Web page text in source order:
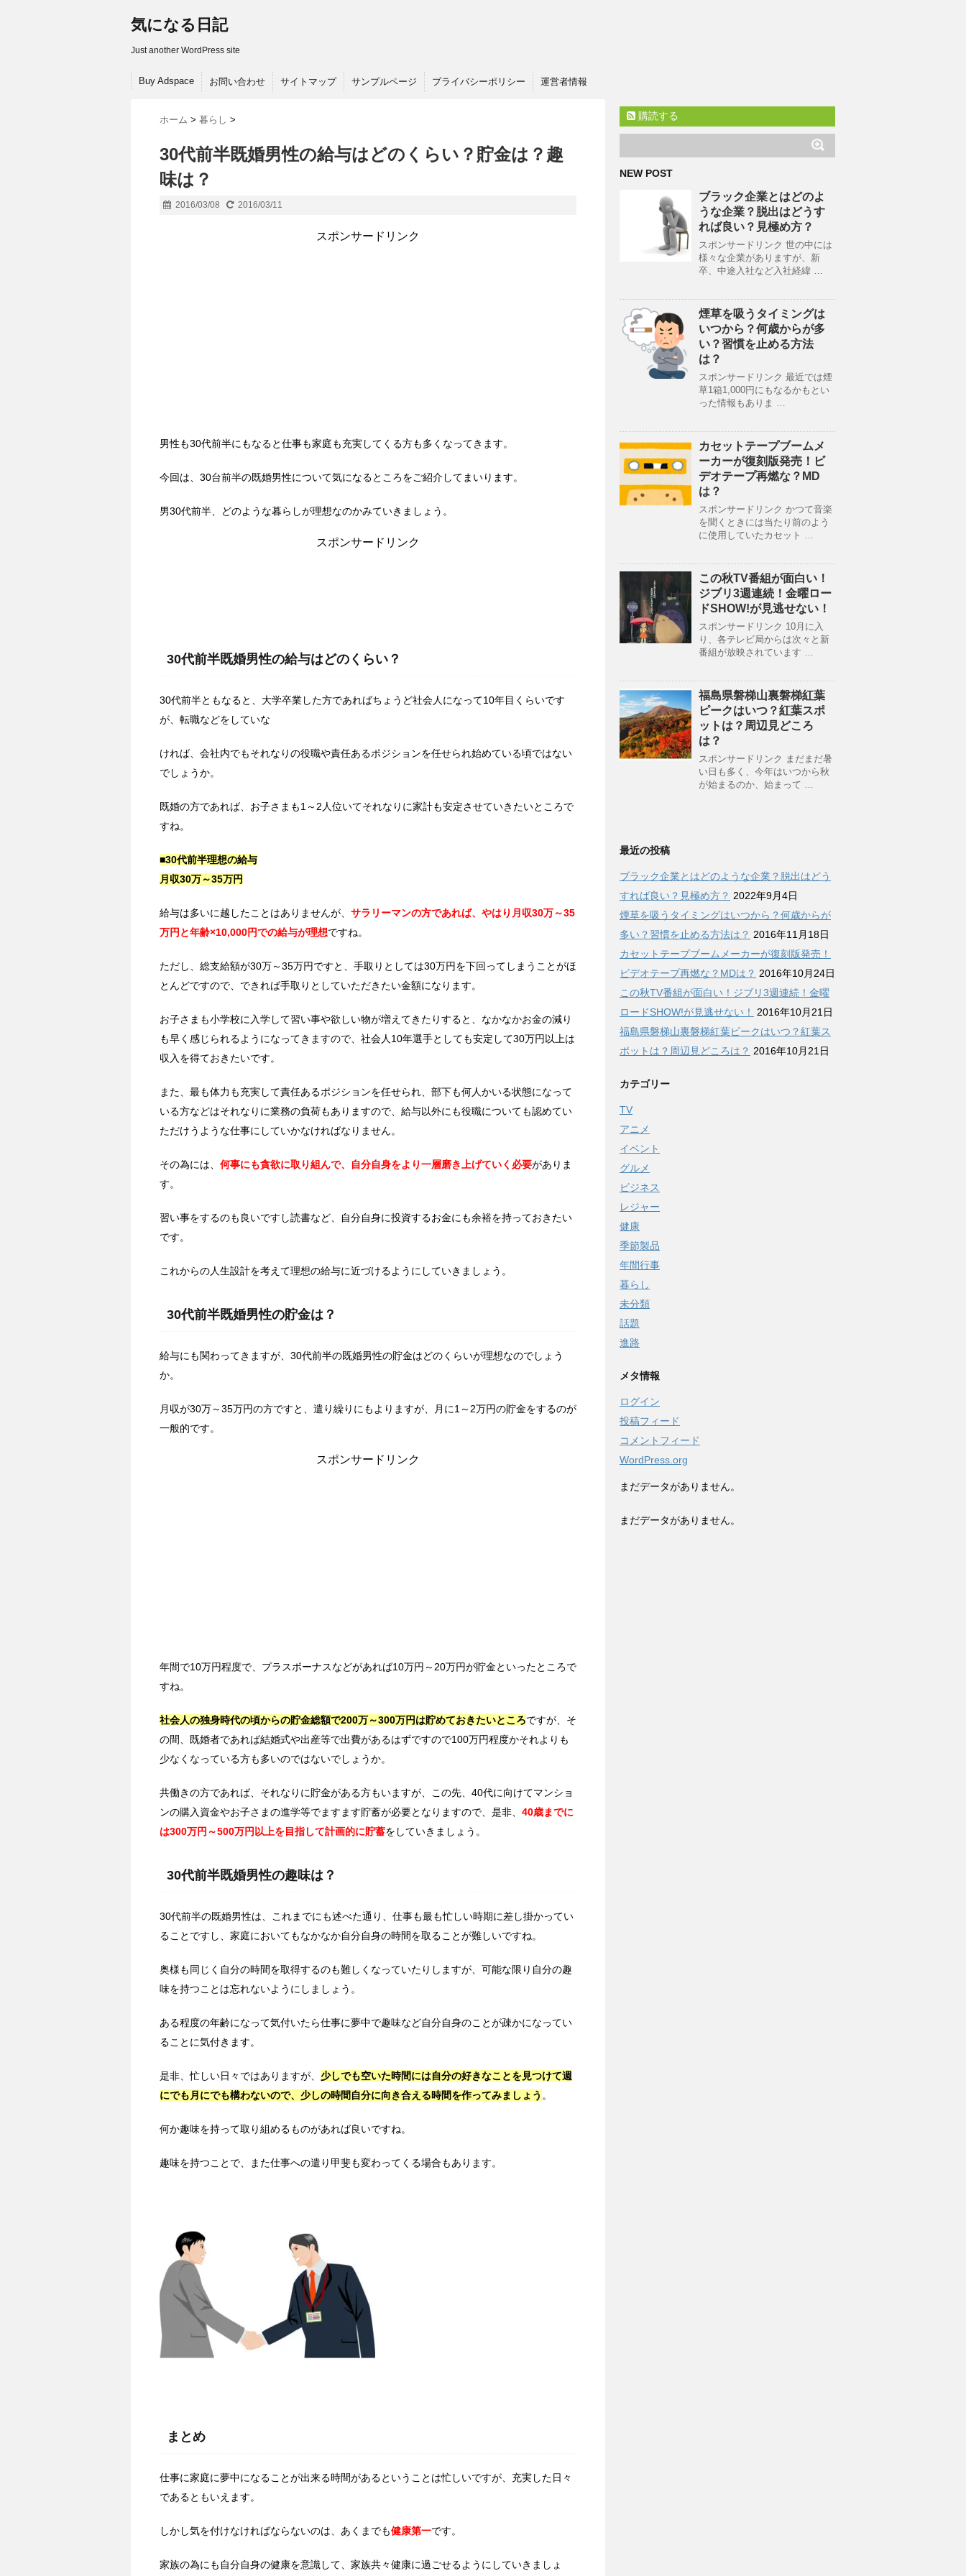
気になる日記
Just another WordPress site
Buy Adspace お問い合わせ サイトマップ サンプルページ プライバシーポリシー 運営者情報
ホーム > 暮らし >
30代前半既婚男性の給与はどのくらい？貯金は？趣
味は？
2016/03/08 2016/03/11
スポンサードリンク
男性も30代前半にもなると仕事も家庭も充実してくる方も多くなってきます。
今回は、30台前半の既婚男性について気になるところをご紹介してまいります。
男30代前半、どのような暮らしが理想なのかみていきましょう。
スポンサードリンク
30代前半既婚男性の給与はどのくらい？
30代前半ともなると、大学卒業した方であればちょうど社会人になって10年目くらいです
が、転職などをしていな
ければ、会社内でもそれなりの役職や責任あるポジションを任せられ始めている頃ではない
でしょうか。
既婚の方であれば、お子さまも1～2人位いてそれなりに家計も安定させていきたいところで
すね。
■30代前半理想の給与
月収30万～35万円
給与は多いに越したことはありませんが、 サラリーマンの方であれば、やはり月収30万～35
万円と年齢×10,000円での給与が理想ですね。
ただし、総支給額が30万～35万円ですと、手取りとしては30万円を下回ってしまうことがほ
とんどですので、できれば手取りとしていただきたい金額になります。
お子さまも小学校に入学して習い事や欲しい物が増えてきたりすると、なかなかお金の減り
も早く感じられるようになってきますので、社会人10年選手としても安定して30万円以上は
収入を得ておきたいです。
また、最も体力も充実して責任あるポジションを任せられ、部下も何人かいる状態になって
いる方などはそれなりに業務の負荷もありますので、給与以外にも役職についても認めてい
ただけうような仕事にしていかなければなりません。
その為には、 何事にも貪欲に取り組んで、自分自身をより一層磨き上げていく必要がありま
す。
習い事をするのも良いですし読書など、自分自身に投資するお金にも余裕を持っておきたい
です。
これからの人生設計を考えて理想の給与に近づけるようにしていきましょう。
30代前半既婚男性の貯金は？
給与にも関わってきますが、30代前半の既婚男性の貯金はどのくらいが理想なのでしょう
か。
月収が30万～35万円の方ですと、遣り繰りにもよりますが、月に1～2万円の貯金をするのが
一般的です。
スポンサードリンク
年間で10万円程度で、プラスボーナスなどがあれば10万円～20万円が貯金といったところで
すね。
社会人の独身時代の頃からの貯金総額で200万～300万円は貯めておきたいところですが、そ
の間、既婚者であれば結婚式や出産等で出費があるはずですので100万円程度かそれよりも
少なくなっている方も多いのではないでしょうか。
共働きの方であれば、それなりに貯金がある方もいますが、この先、40代に向けてマンショ
ンの購入資金やお子さまの進学等でますます貯蓄が必要となりますので、是非、 40歳までに
は300万円～500万円以上を目指して計画的に貯蓄をしていきましょう。
30代前半既婚男性の趣味は？
30代前半の既婚男性は、これまでにも述べた通り、仕事も最も忙しい時期に差し掛かってい
ることですし、家庭においてもなかなか自分自身の時間を取ることが難しいですね。
奥様も同じく自分の時間を取得するのも難しくなっていたりしますが、可能な限り自分の趣
味を持つことは忘れないようにしましょう。
ある程度の年齢になって気付いたら仕事に夢中で趣味など自分自身のことが疎かになってい
ることに気付きます。
是非、忙しい日々ではありますが、 少しでも空いた時間には自分の好きなことを見つけて週
にでも月にでも構わないので、少しの時間自分に向き合える時間を作ってみましょう 。
何か趣味を持って取り組めるものがあれば良いですね。
趣味を持つことで、また仕事への遣り甲斐も変わってくる場合もあります。
まとめ
仕事に家庭に夢中になることが出来る時間があるということは忙しいですが、充実した日々
であるともいえます。
しかし気を付けなければならないのは、あくまでも健康第一です。
家族の為にも自分自身の健康を意識して、家族共々健康に過ごせるようにしていきましょ
購読する
NEW POST
ブラック企業とはどのよ
うな企業？脱出はどうす
れば良い？見極め方？
スポンサードリンク 世の中には
様々な企業がありますが、新
卒、中途入社など入社経緯 …
煙草を吸うタイミングは
いつから？何歳からが多
い？習慣を止める方法
は？
スポンサードリンク 最近では煙
草1箱1,000円にもなるかもとい
った情報もありま …
カセットテープブームメ
ーカーが復刻版発売！ビ
デオテープ再燃な？MD
は？
スポンサードリンク かつて音楽
を聞くときには当たり前のよう
に使用していたカセット …
この秋TV番組が面白い！
ジブリ3週連続！金曜ロー
ドSHOW!が見逃せない！
スポンサードリンク 10月に入
り、各テレビ局からは次々と新
番組が放映されています …
福島県磐梯山裏磐梯紅葉
ピークはいつ？紅葉スポ
ットは？周辺見どころ
は？
スポンサードリンク まだまだ暑
い日も多く、今年はいつから秋
が始まるのか、始まって …
最近の投稿
ブラック企業とはどのような企業？脱出はどう
すれば良い？見極め方？ 2022年9月4日
煙草を吸うタイミングはいつから？何歳からが
多い？習慣を止める方法は？ 2016年11月18日
カセットテープブームメーカーが復刻版発売！
ビデオテープ再燃な？MDは？ 2016年10月24日
この秋TV番組が面白い！ジブリ3週連続！金曜
ロードSHOW!が見逃せない！
2016年10月21日
福島県磐梯山裏磐梯紅葉ピークはいつ？紅葉ス
ポットは？周辺見どころは？ 2016年10月21日
カテゴリー
TV
アニメ
イベント
グルメ
ビジネス
レジャー
健康
季節製品
年間行事
暮らし
未分類
話題
進路
メタ情報
ログイン
投稿フィード
コメントフィード
WordPress.org
まだデータがありません。
まだデータがありません。